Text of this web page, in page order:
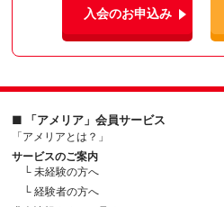
入会のお申込み
■ 「アメリア」会員サービス
「アメリアとは？」
サービスのご案内
└ 未経験の方へ
└ 経験者の方へ